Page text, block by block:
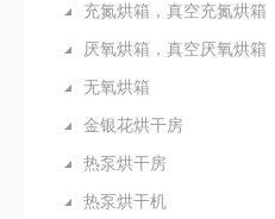
充氮烘箱，真空充氮烘箱
厌氧烘箱，真空厌氧烘箱
无氧烘箱
金银花烘干房
热泵烘干房
热泵烘干机